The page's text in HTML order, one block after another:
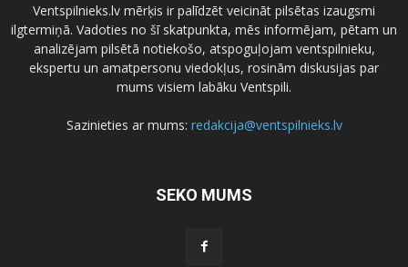
Ventspilnieks.lv mērķis ir palīdzēt veicināt pilsētas izaugsmi
ilgtermiņā. Vadoties no šī skatpunkta, mēs informējam, pētam un
analizējam pilsētā notiekošo, atspoguļojam ventspilnieku,
ekspertu un amatpersonu viedokļus, rosinām diskusijas par
mums visiem labāku Ventspili.
Sazinieties ar mums: redakcija@ventspilnieks.lv
SEKO MUMS